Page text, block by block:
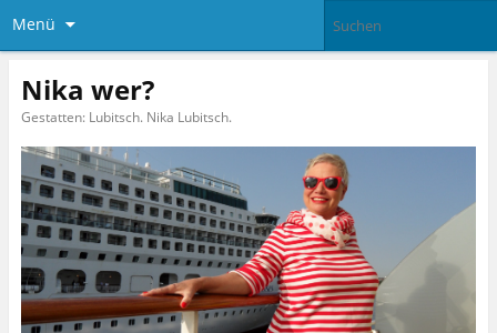
Menü
Nika wer?
Gestatten: Lubitsch. Nika Lubitsch.